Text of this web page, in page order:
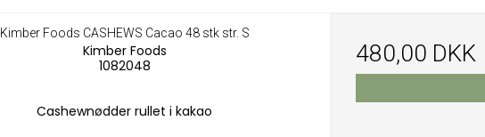
Kimber Foods CASHEWS Cacao 48 stk str. S
Kimber Foods
1082048
Cashewnødder rullet i kakao
480,00 DKK